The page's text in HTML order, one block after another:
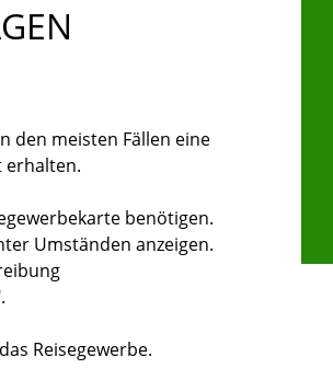
den meisten Fällen eine
erhalten.
benötigen.
Umständen anzeigen.
Reisegewerbe.